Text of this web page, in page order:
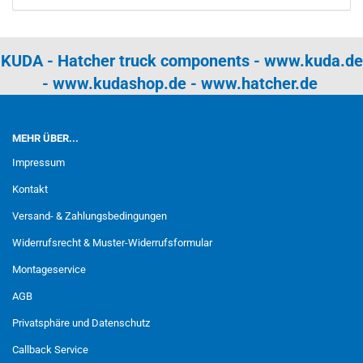
KUDA - Hatcher truck components - www.kuda.de
- www.kudashop.de- www.hatcher.de
MEHR ÜBER...
Impressum
Kontakt
Versand- & Zahlungsbedingungen
Widerrufsrecht & Muster-Widerrufsformular
Montageservice
AGB
Privatsphäre und Datenschutz
Callback Service